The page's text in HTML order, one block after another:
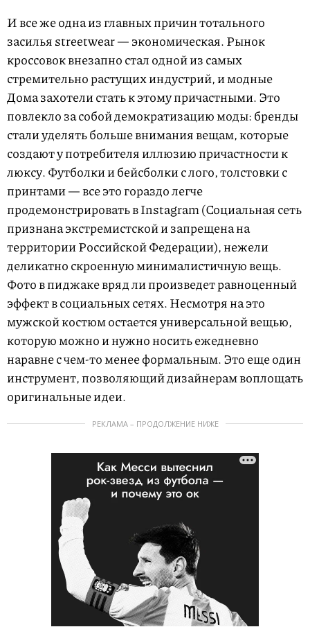
И все же одна из главных причин тотального
засилья streetwear — экономическая. Рынок
кроссовок внезапно стал одной из самых
стремительно растущих индустрий, и модные
Дома захотели стать к этому причастными. Это
повлекло за собой демократизацию моды: бренды
стали уделять больше внимания вещам, которые
создают у потребителя иллюзию причастности к
люксу. Футболки и бейсболки с лого, толстовки с
принтами — все это гораздо легче
продемонстрировать в Instagram (Социальная сеть
признана экстремистской и запрещена на
территории Российской Федерации), нежели
деликатно скроенную минималистичную вещь.
Фото в пиджаке вряд ли произведет равноценный
эффект в социальных сетях. Несмотря на это
мужской костюм остается универсальной вещью,
которую можно и нужно носить ежедневно
наравне с чем-то менее формальным. Это еще один
инструмент, позволяющий дизайнерам воплощать
оригинальные идеи.
РЕКЛАМА – ПРОДОЛЖЕНИЕ НИЖЕ